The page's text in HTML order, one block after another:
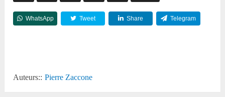
WhatsApp Tweet Share Telegram
Auteurs:: Pierre Zaccone